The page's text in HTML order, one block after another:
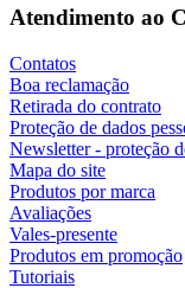
Atendimento ao
Contatos
Boa reclamação
Retirada do contrato
Proteção de dados
Newsletter - proteção
Mapa do site
Produtos por marca
Avaliações
Vales-presente
Produtos em promoção
Tutoriais